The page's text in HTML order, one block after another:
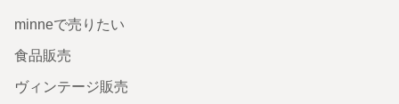
minneで売りたい
食品販売
ヴィンテージ販売